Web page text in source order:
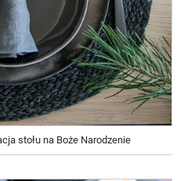
stołu na Boże Narodzenie